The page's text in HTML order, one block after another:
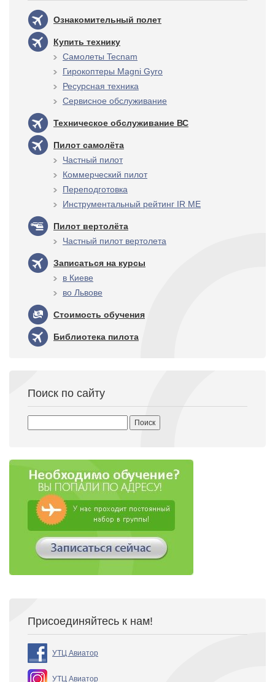
Ознакомительный полет
Купить технику
Самолеты Tecnam
Гирокоптеры Magni Gyro
Ресурсная техника
Сервисное обслуживание
Техническое обслуживание ВС
Пилот самолёта
Частный пилот
Коммерческий пилот
Переподготовка
Инструментальный рейтинг IR ME
Пилот вертолёта
Частный пилот вертолета
Записаться на курсы
в Киеве
во Львове
Стоимость обучения
Библиотека пилота
Поиск по сайту
Присоединяйтесь к нам!
УТЦ Авиатор
УТЦ Авиатор